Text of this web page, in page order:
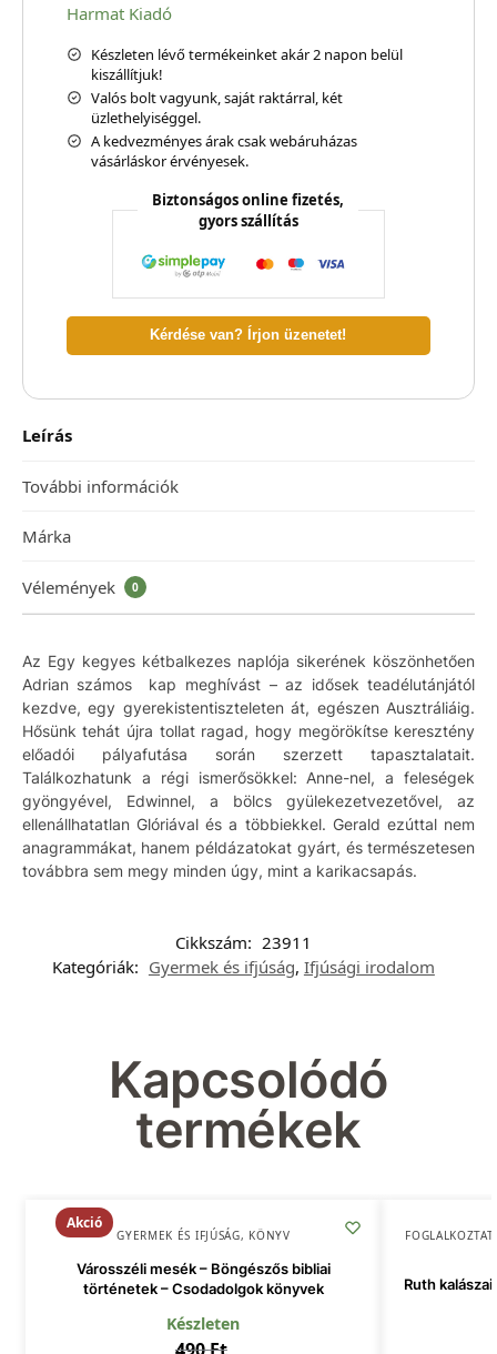
Harmat Kiadó
Készleten lévő termékeinket akár 2 napon belül
kiszállítjuk!
Valós bolt vagyunk, saját raktárral, két
üzlethelyiséggel.
A kedvezményes árak csak webáruházas
vásárláskor érvényesek.
Biztonságos online fizetés,
gyors szállítás
Kérdése van? Írjon üzenetet!
Leírás
További információk
Márka
Vélemények 0
Az Egy kegyes kétbalkezes naplója sikerének köszönhetően
Adrian számos kap meghívást – az idősek teadélutánjától
kezdve, egy gyerekistentiszteleten át, egészen Ausztráliáig.
Hősünk tehát újra tollat ragad, hogy megörökítse keresztény
előadói pályafutása során szerzett tapasztalatait.
Találkozhatunk a régi ismerősökkel: Anne-nel, a feleségek
gyöngyével, Edwinnel, a bölcs gyülekezetvezetővel, az
ellenállhatatlan Glóriával és a többiekkel. Gerald ezúttal nem
anagrammákat, hanem példázatokat gyárt, és természetesen
továbbra sem megy minden úgy, mint a karikacsapás.
Cikkszám: 23911
Kategóriák: Gyermek és ifjúság, Ifjúsági irodalom
Kapcsolódó
termékek
Akció
GYERMEK ÉS IFJÚSÁG, KÖNYV
Városszéli mesék – Böngészős bibliai
történetek – Csodadolgok könyvek
Készleten
Ruth